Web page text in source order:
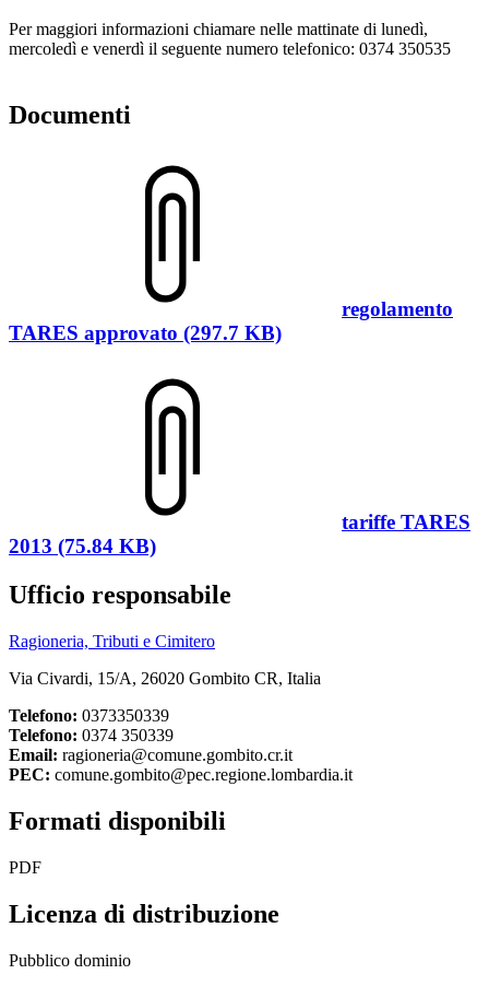
Per maggiori informazioni chiamare nelle mattinate di lunedì,
mercoledì e venerdì il seguente numero telefonico: 0374 350535
Documenti
regolamento
TARES approvato (297.7 KB)
tariffe TARES
2013 (75.84 KB)
Ufficio responsabile
Ragioneria, Tributi e Cimitero
Via Civardi, 15/A, 26020 Gombito CR, Italia
Telefono: 0373350339
Telefono: 0374 350339
Email: ragioneria@comune.gombito.cr.it
PEC: comune.gombito@pec.regione.lombardia.it
Formati disponibili
PDF
Licenza di distribuzione
Pubblico dominio